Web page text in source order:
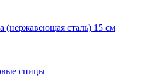
(нержавеющая сталь) 15 см